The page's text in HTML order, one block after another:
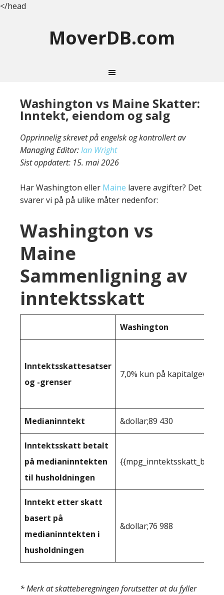
</head
MoverDB.com
Washington vs Maine Skatter:
Inntekt, eiendom og salg
Opprinnelig skrevet på engelsk og kontrollert av
Managing Editor:Ian Wright
Sist oppdatert: 15. mai 2026
Har Washington eller Maine lavere avgifter? Det
svarer vi på på ulike måter nedenfor:
Washington vs
Maine
Sammenligning av
inntektsskatt
Washington
Inntektsskattesatser
og -grenser
7,0% kun på
Medianinntekt &dollar;89 430
Inntektsskatt betalt
på medianinntekten
til husholdningen
Inntekt etter skatt
basert på
medianinntekten i
husholdningen
&dollar;76 988
* Merk at skatteberegningen forutsetter at du fyller